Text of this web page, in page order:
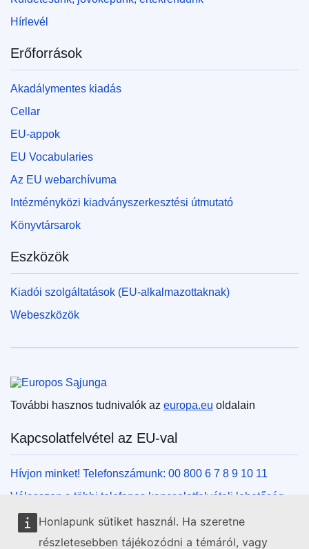
Honlapunk sütiket használ. Ha szeretne
részletesebben tájékozódni a témáról, vagy
Hírlevél
Erőforrások
Akadálymentes kiadás
Cellar
EU-appok
EU Vocabularies
Az EU webarchívuma
Intézményközi kiadványszerkesztési útmutató
Könyvtársarok
Eszközök
Kiadói szolgáltatások (EU-alkalmazottaknak)
Webeszközök
További hasznos tudnivalók az europa.eu oldalain
Kapcsolatfelvétel az EU-val
Hívjon minket! Telefonszámunk: 00 800 6 7 8 9 10 11
Válasszon a többi telefonos kapcsolatfelvételi lehetőség
közül!
Írjon nekünk kapcsolatfelvételi űrlapunk kitöltésével!